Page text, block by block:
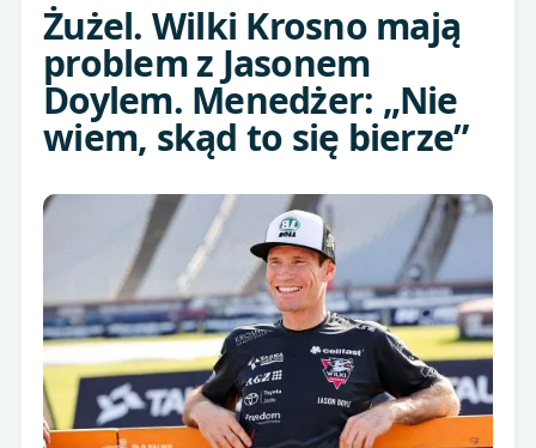
Żużel. Wilki Krosno mają
problem z Jasonem
Doylem. Menedżer: „Nie
wiem, skąd to się bierze”